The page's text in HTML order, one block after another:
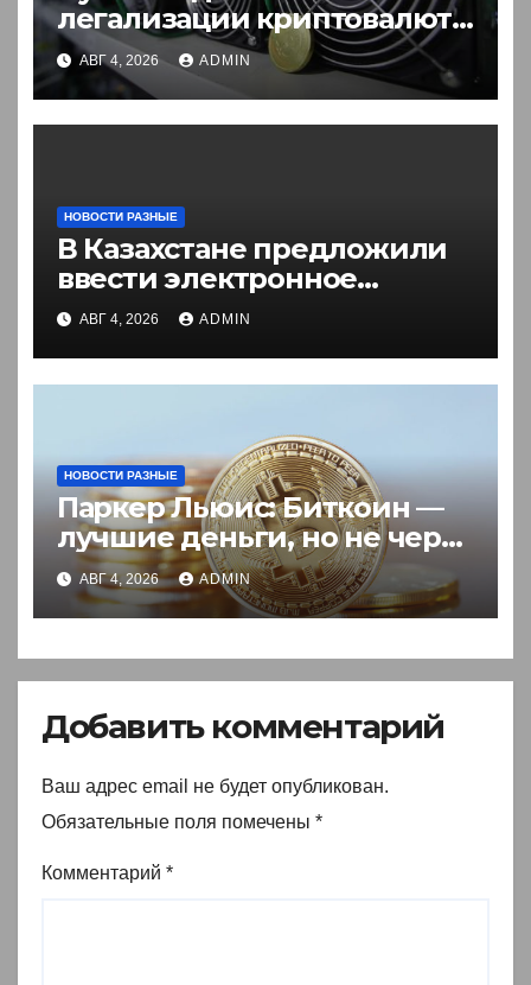
легализации криптовалют
в России. Что нужно знать
АВГ 4, 2026 ADMIN
НОВОСТИ РАЗНЫЕ
В Казахстане предложили
ввести электронное
разрешение на въезд для
иностранцев
АВГ 4, 2026 ADMIN
НОВОСТИ РАЗНЫЕ
Паркер Льюис: Биткоин —
лучшие деньги, но не через
акции
АВГ 4, 2026 ADMIN
Добавить комментарий
Ваш адрес email не будет опубликован.
Обязательные поля помечены *
Комментарий *